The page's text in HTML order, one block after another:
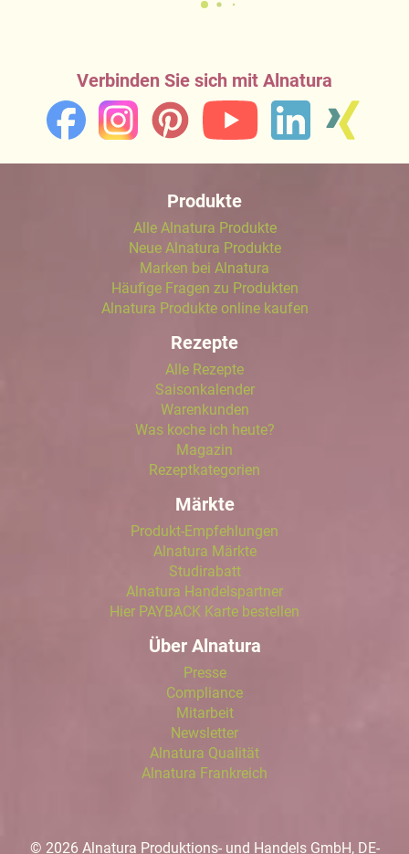
Verbinden Sie sich mit Alnatura
Produkte
Alle Alnatura Produkte
Neue Alnatura Produkte
Marken bei Alnatura
Häufige Fragen zu Produkten
Alnatura Produkte online kaufen
Rezepte
Alle Rezepte
Saisonkalender
Warenkunden
Was koche ich heute?
Magazin
Rezeptkategorien
Märkte
Produkt-Empfehlungen
Alnatura Märkte
Studirabatt
Alnatura Handelspartner
Hier PAYBACK Karte bestellen
Über Alnatura
Presse
Compliance
Mitarbeit
Newsletter
Alnatura Qualität
Alnatura Frankreich
© 2026 Alnatura Produktions- und Handels GmbH, DE-